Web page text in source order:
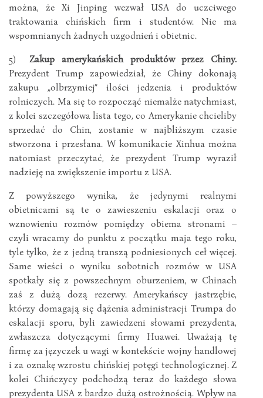
można, że Xi Jinping wezwał USA do uczciwego
traktowania chińskich firm i studentów. Nie ma
wspomnianych żadnych uzgodnień i obietnic.
5) Zakup amerykańskich produktów przez Chiny.
Prezydent Trump zapowiedział, że Chiny dokonają
zakupu „olbrzymiej” ilości jedzenia i produktów
rolniczych. Ma się to rozpocząć niemalże natychmiast,
z kolei szczegółowa lista tego, co Amerykanie chcieliby
sprzedać do Chin, zostanie w najbliższym czasie
stworzona i przesłana. W komunikacie Xinhua można
natomiast przeczytać, że prezydent Trump wyraził
nadzieję na zwiększenie importu z USA.
Z powyższego wynika, że jedynymi realnymi
obietnicami są te o zawieszeniu eskalacji oraz o
wznowieniu rozmów pomiędzy obiema stronami –
czyli wracamy do punktu z początku maja tego roku,
tyle tylko, że z jedną transzą podniesionych ceł więcej.
Same wieści o wyniku sobotnich rozmów w USA
spotkały się z powszechnym oburzeniem, w Chinach
zaś z dużą dozą rezerwy. Amerykańscy jastrzębie,
którzy domagają się dążenia administracji Trumpa do
eskalacji sporu, byli zawiedzeni słowami prezydenta,
zwłaszcza dotyczącymi firmy Huawei. Uważają tę
firmę za języczek u wagi w kontekście wojny handlowej
i za oznakę wzrostu chińskiej potęgi technologicznej. Z
kolei Chińczycy podchodzą teraz do każdego słowa
prezydenta USA z bardzo dużą ostrożnością. Wpływ na